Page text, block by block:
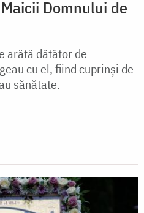
Domnului de
arătă dătător de
cu el, fiind cuprinşi de
sănătate.